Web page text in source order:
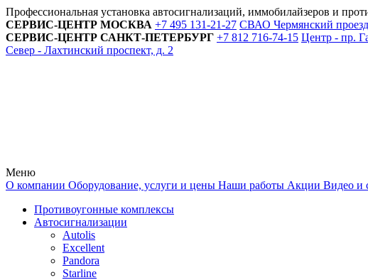
Профессиональная установка автосигнализаций, иммобилайзеров и
СЕРВИС-ЦЕНТР МОСКВА +7 495 131-21-27 СВАО Чермянский
СЕРВИС-ЦЕНТР САНКТ-ПЕТЕРБУРГ +7 812 716-74-15 Центр - пр.
Север - Лахтинский проспект, д. 2
Меню
О компании Оборудование, услуги и цены Наши работы Акции Видео и
Противоугонные комплексы
Автосигнализации
Autolis
Excellent
Pandora
Starline